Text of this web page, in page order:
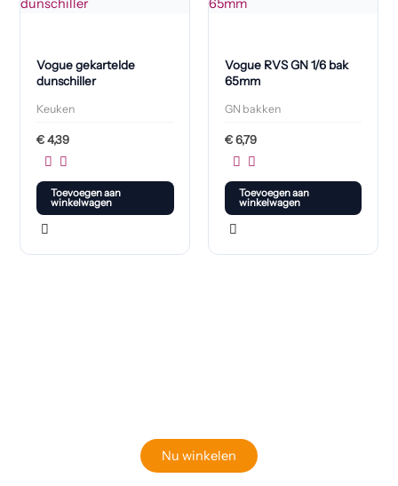
Vogue gekartelde
dunschiller
Keuken
€4,39
Toevoegen aan
winkelwagen
Vogue RVS GN 1/6 bak
65mm
GN bakken
€6,79
Toevoegen aan
winkelwagen
Nu winkelen